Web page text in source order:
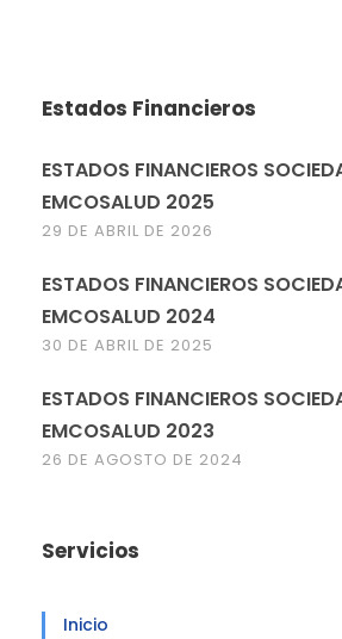
Estados Financieros
ESTADOS FINANCIEROS
EMCOSALUD 2025
29 DE ABRIL DE 2026
ESTADOS FINANCIEROS
EMCOSALUD 2024
30 DE ABRIL DE 2025
ESTADOS FINANCIEROS
EMCOSALUD 2023
26 DE AGOSTO DE 2024
Servicios
Inicio